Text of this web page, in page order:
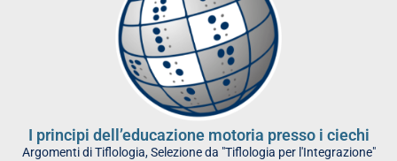
I principi dell’educazione motoria presso i ciechi
Argomenti di Tiflologia,Selezione da "Tiflologia per l'Integrazione"